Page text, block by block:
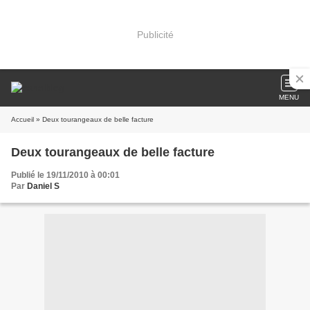
Publicité
MENU
Accueil » Deux tourangeaux de belle facture
Deux tourangeaux de belle facture
Publié le 19/11/2010 à 00:01
Par Daniel S